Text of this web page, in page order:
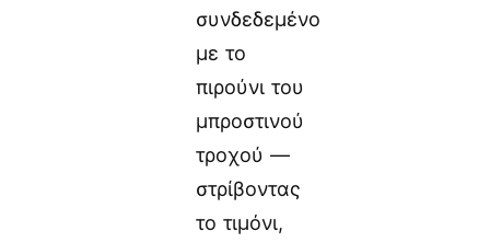
συνδεδεμένο
με το
πιρούνι του
μπροστινού
τροχού —
στρίβοντας
το τιμόνι,